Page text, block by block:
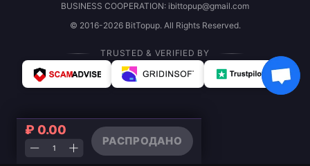
₽ 0.00
РАСПРОДАНО
BUSINESS COOPERATION: ibittopup@gmail.com
© 2016-2026 BitTopup. All Rights Reserved.
TRUSTED & VERIFIED BY